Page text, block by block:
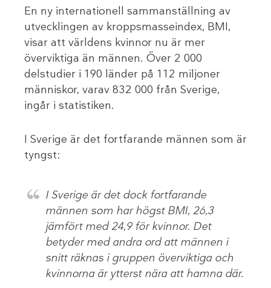
En ny internationell sammanställning av
utvecklingen av kroppsmasseindex, BMI,
visar att världens kvinnor nu är mer
överviktiga än männen. Över 2 000
delstudier i 190 länder på 112 miljoner
människor, varav 832 000 från Sverige,
ingår i statistiken.
I Sverige är det fortfarande männen som är
tyngst:
I Sverige är det dock fortfarande
männen som har högst BMI, 26,3
jämfört med 24,9 för kvinnor. Det
betyder med andra ord att männen i
snitt räknas i gruppen överviktiga och
kvinnorna är ytterst nära att hamna där.